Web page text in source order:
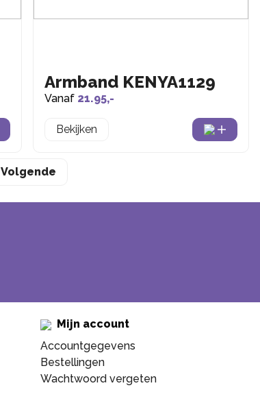
Armband KENYA1129
Vanaf 21.95,-
Bekijken
Volgende
Mijn account
Accountgegevens
Bestellingen
Wachtwoord vergeten